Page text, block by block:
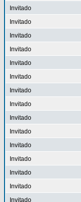
Invitado
Invitado
Invitado
Invitado
Invitado
Invitado
Invitado
Invitado
Invitado
Invitado
Invitado
Invitado
Invitado
Invitado
Invitado